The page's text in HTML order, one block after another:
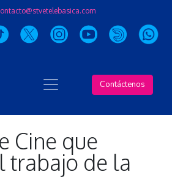
Contáctenos
Cine que
trabajo de la